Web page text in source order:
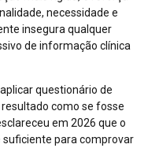
necessidade e
insegura qualquer
de informação clínica
questionário de
como se fosse
em 2026 que o
suficiente para comprovar